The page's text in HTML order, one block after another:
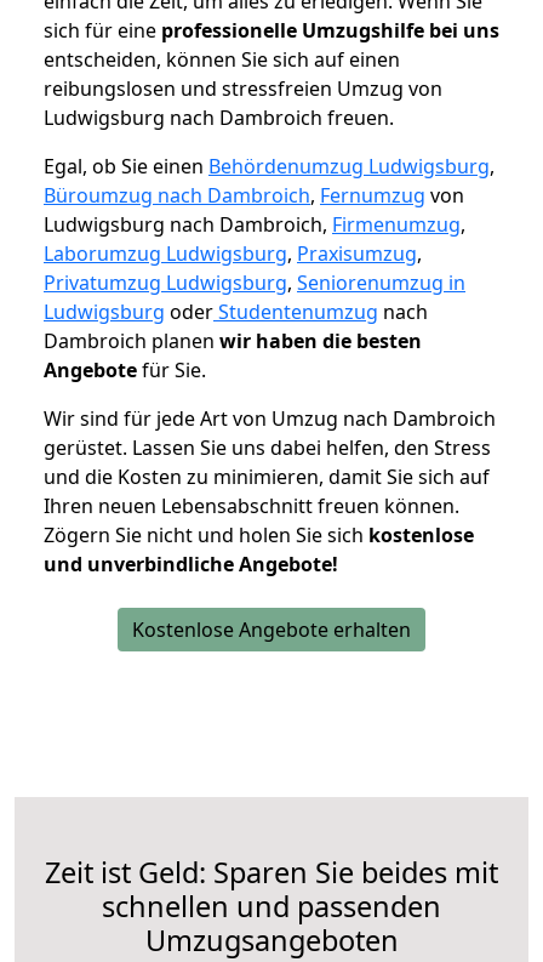
sich für eine professionelle Umzugshilfe bei uns
entscheiden, können Sie sich auf einen
reibungslosen und stressfreien Umzug von
Ludwigsburg nach Dambroich freuen.
Egal, ob Sie einen Behördenumzug Ludwigsburg,
Büroumzug nach Dambroich, Fernumzug von
Ludwigsburg nach Dambroich, Firmenumzug,
Laborumzug Ludwigsburg, Praxisumzug,
Privatumzug Ludwigsburg, Seniorenumzug in
Ludwigsburg oderStudentenumzug nach
Dambroich planen wir haben die besten
Angebotefür Sie.
Wir sind für jede Art von Umzug nach Dambroich
gerüstet. Lassen Sie uns dabei helfen, den Stress
und die Kosten zu minimieren, damit Sie sich auf
Ihren neuen Lebensabschnitt freuen können.
Zögern Sie nicht und holen Sie sich kostenlose
und unverbindliche Angebote!
Kostenlose Angebote erhalten
Zeit ist Geld: Sparen Sie beides mit
schnellen und passenden
Umzugsangeboten